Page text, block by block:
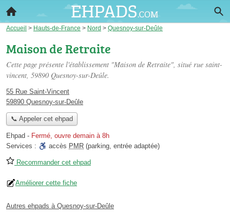
Accueil > Hauts-de-France > Nord > Quesnoy-sur-Deûle
Maison de Retraite
Cette page présente l'établissement "Maison de Retraite", situé rue saint-
vincent, 59890 Quesnoy-sur-Deûle.
55 Rue Saint-Vincent
59890 Quesnoy-sur-Deûle
📞 Appeler cet ehpad
Ehpad - Fermé, ouvre demain à 8h
Services :
accès PMR (parking, entrée adaptée)
Recommander cet ehpad
Améliorer cette fiche
Autres ehpads à Quesnoy-sur-Deûle